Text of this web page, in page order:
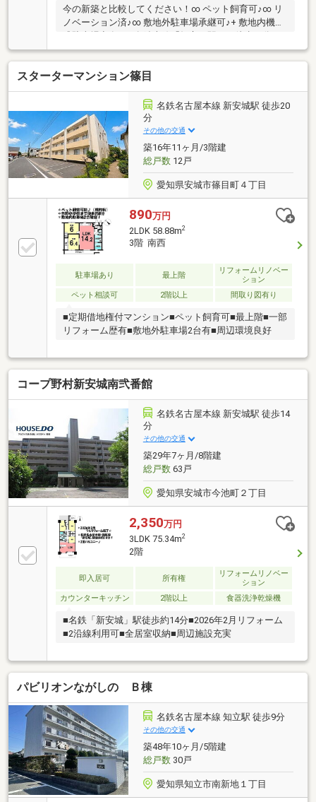
今の新築と比較してください！∞ ペット飼育可♪∞ リ
ノベーション済♪∞ 敷地外駐車場承継可♪+ 敷地内機械
LDK約17帖♪続き間で6帖の和室あり♪∞ 南側バルコニ
ー♪ルーフバルコニーあり♪∞ 最上階ならではのロフト
付き♪何も残らない賃貸料を払うのはもうやめません
か？大切なお金は残せる資産に使うべきです。不動産
取引における第三者の専門家として、”売る”側の都合
に寄らず、お客さまにとっての”最適解”をご提案する
ことをお約束します。先ずはお気軽にお問合せくださ
いませ。
スターターマンション篠目
名鉄名古屋本線 新安城駅 徒歩20
分
その他の交通
築16年11ヶ月/3階建
総戸数12戸
愛知県安城市篠目町４丁目
890万円
2LDK 58.88m2
3階 南西
駐車場あり 最上階
リフォームリノベー
ション
ペット相談可
2階以上 間取り図有り
■定期借地権付マンション■ペット飼育可■最上階■一部
リフォーム歴有■敷地外駐車場2台有■周辺環境良好
コープ野村新安城南弐番館
名鉄名古屋本線 新安城駅 徒歩14
分
その他の交通
築29年7ヶ月/8階建
総戸数63戸
愛知県安城市今池町２丁目
2,350万円
3LDK 75.34m2
2階
即入居可 所有権
リフォームリノベー
ション
カウンターキッチン
2階以上 食器洗浄乾燥機
■名鉄「新安城」駅徒歩約14分■2026年2月リフォーム
■2沿線利用可■全居室収納■周辺施設充実
パビリオンながしの Ｂ棟
名鉄名古屋本線 知立駅 徒歩9分
その他の交通
築48年10ヶ月/5階建
総戸数30戸
愛知県知立市南新地１丁目